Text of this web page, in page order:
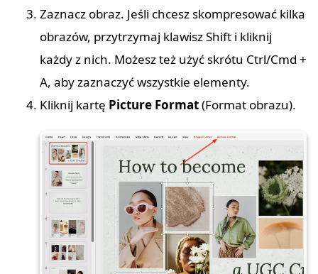
Zaznacz obraz. Jeśli chcesz skompresować kilka
obrazów, przytrzymaj klawisz Shift i kliknij
każdy z nich. Możesz też użyć skrótu Ctrl/Cmd +
A, aby zaznaczyć wszystkie elementy.
Kliknij kartę Picture Format(Format obrazu).